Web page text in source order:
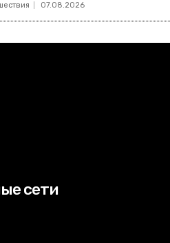
07.08.2026
сети